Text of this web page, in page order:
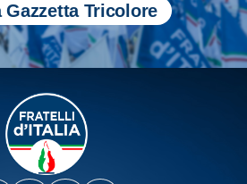
Gazzetta Tricolore